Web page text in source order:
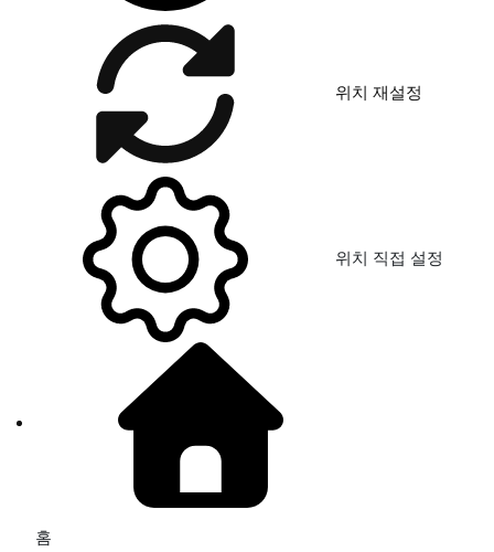
위치 재설정
위치 직접 설정
홈